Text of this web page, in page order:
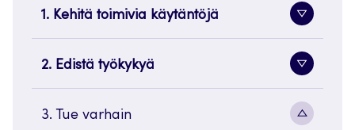
1. Kehitä toimivia käytäntöjä
painike
2. Edistä työkykyä
painike
3. Tue varhain